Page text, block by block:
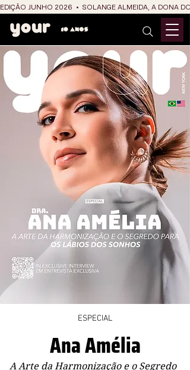
EDIÇÃO JUNHO 2026  •  SOLANGE ALMEIDA, A DONA
ESPECIAL
Ana Amélia
A Arte da Harmonização e o Segredo